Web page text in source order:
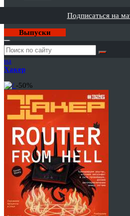
Подписаться на
Выпуски
Годовая
подписка
на
Хакер
-50%